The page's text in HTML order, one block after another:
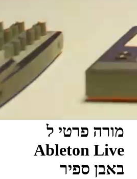
מורה פרטי ל
Ableton Live
באבן ספיר